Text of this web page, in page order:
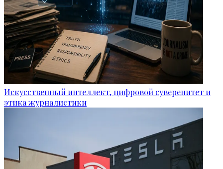
Искусственный интеллект, цифровой суверенитет и
этика журналистики